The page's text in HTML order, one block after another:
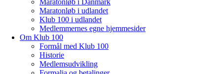
Maratonløb i Danmark
Maratonløb i udlandet
Klub 100 i udlandet
Medlemmernes egne hjemmesider
Om Klub 100
Formål med Klub 100
Historie
Medlemsudvikling